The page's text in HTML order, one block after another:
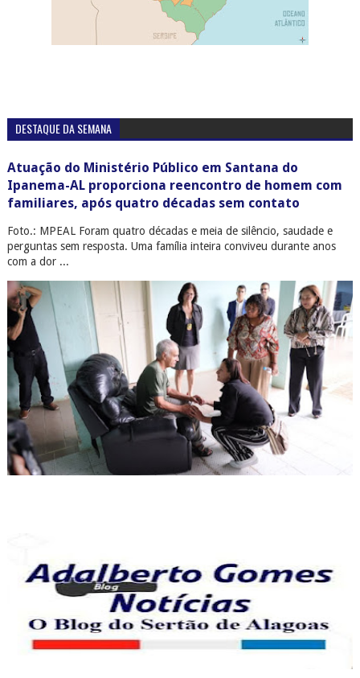
DESTAQUE DA SEMANA
Atuação do Ministério Público em Santana do
Ipanema-AL proporciona reencontro de homem com
familiares, após quatro décadas sem contato
Foto.: MPEAL Foram quatro décadas e meia de silêncio, saudade e
perguntas sem resposta. Uma família inteira conviveu durante anos
com a dor ...